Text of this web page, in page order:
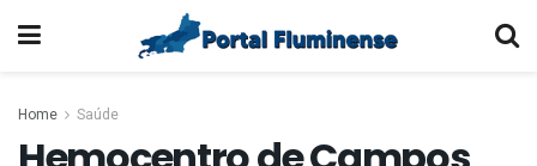
Home Saúde